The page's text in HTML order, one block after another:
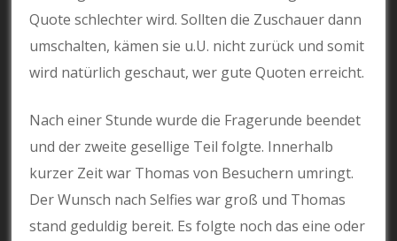
Quote schlechter wird. Sollten die Zuschauer dann
umschalten, kämen sie u.U. nicht zurück und somit
wird natürlich geschaut, wer gute Quoten erreicht.
Nach einer Stunde wurde die Fragerunde beendet
und der zweite gesellige Teil folgte. Innerhalb
kurzer Zeit war Thomas von Besuchern umringt.
Der Wunsch nach Selfies war groß und Thomas
stand geduldig bereit. Es folgte noch das eine oder